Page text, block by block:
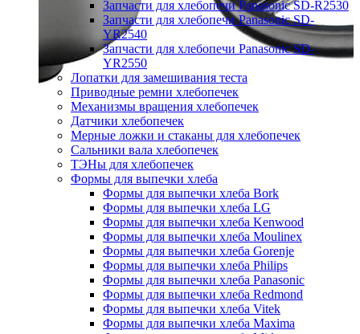
Запчасти для хлебопечи Panasonic SD-R2530
Запчасти для хлебопечи Panasonic SD-
YR2540
Запчасти для хлебопечи Panasonic SD-
YR2550
Лопатки для замешивания теста
Приводные ремни хлебопечек
Механизмы вращения хлебопечек
Датчики хлебопечек
Мерные ложки и стаканы для хлебопечек
Сальники вала хлебопечек
ТЭНы для хлебопечек
Формы для выпечки хлеба
Формы для выпечки хлеба Bork
Формы для выпечки хлеба LG
Формы для выпечки хлеба Kenwood
Формы для выпечки хлеба Moulinex
Формы для выпечки хлеба Gorenje
Формы для выпечки хлеба Philips
Формы для выпечки хлеба Panasonic
Формы для выпечки хлеба Redmond
Формы для выпечки хлеба Vitek
Формы для выпечки хлеба Maxima